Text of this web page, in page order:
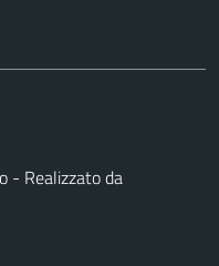
- Realizzato da